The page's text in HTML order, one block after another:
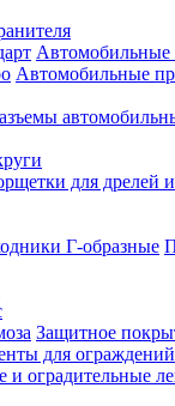
Автомобильные
Автомобильные
для
Г-образные
Защитное
для ограждений
и оградительные